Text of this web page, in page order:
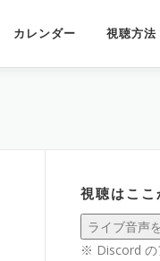
カレンダー 視聴方法
視聴はここ
※ Discord の